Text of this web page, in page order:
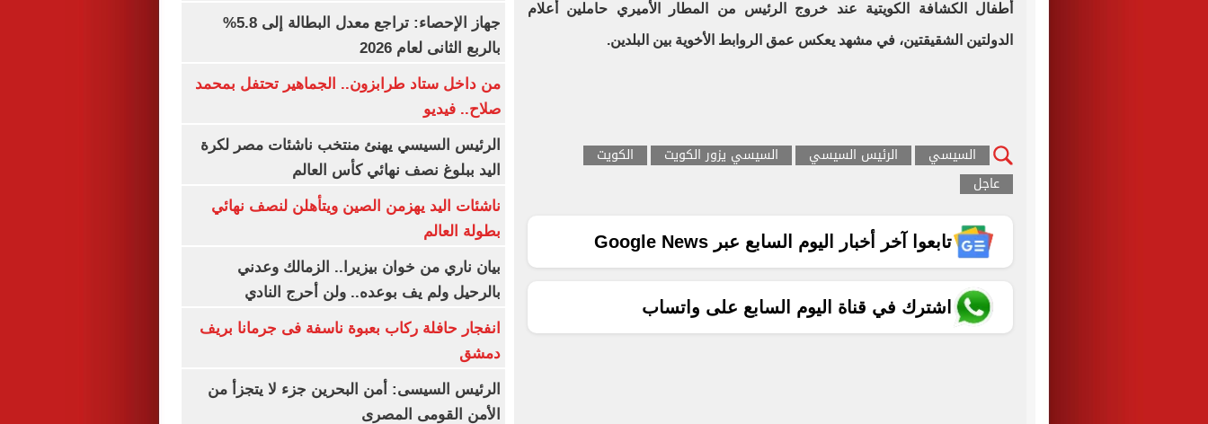
أطفال الكشافة الكويتية عند خروج الرئيس من المطار الأميري حاملين أعلام
الدولتين الشقيقتين، في مشهد يعكس عمق الروابط الأخوية بين البلدين.
السيسي الرئيس السيسي السيسي يزور الكويت
الكويت
عاجل
تابعوا آخر أخبار اليوم السابع عبر Google News
اشترك في قناة اليوم السابع على واتساب
جهاز الإحصاء: تراجع معدل البطالة إلى 5.8%
بالربع الثانى لعام 2026
من داخل ستاد طرابزون.. الجماهير تحتفل بمحمد
صلاح.. فيديو
الرئيس السيسي يهنئ منتخب ناشئات مصر لكرة
اليد ببلوغ نصف نهائي كأس العالم
ناشئات اليد يهزمن الصين ويتأهلن لنصف نهائي
بطولة العالم
بيان ناري من خوان بيزيرا.. الزمالك وعدني
بالرحيل ولم يف بوعده.. ولن أحرج النادي
انفجار حافلة ركاب بعبوة ناسفة فى جرمانا بريف
دمشق
الرئيس السيسى: أمن البحرين جزء لا يتجزأ من
الأمن القومى المصرى